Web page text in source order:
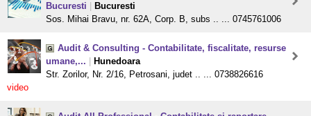
Bucuresti
Bucuresti
Sos. Mihai Bravu, nr. 62A, Corp. B, subs .. ... 0745761006
Audit & Consulting - Contabilitate, fiscalitate, resurse
umane,...
Hunedoara
Str. Zorilor, Nr. 2/16, Petrosani, judet .. ... 0738826616
video